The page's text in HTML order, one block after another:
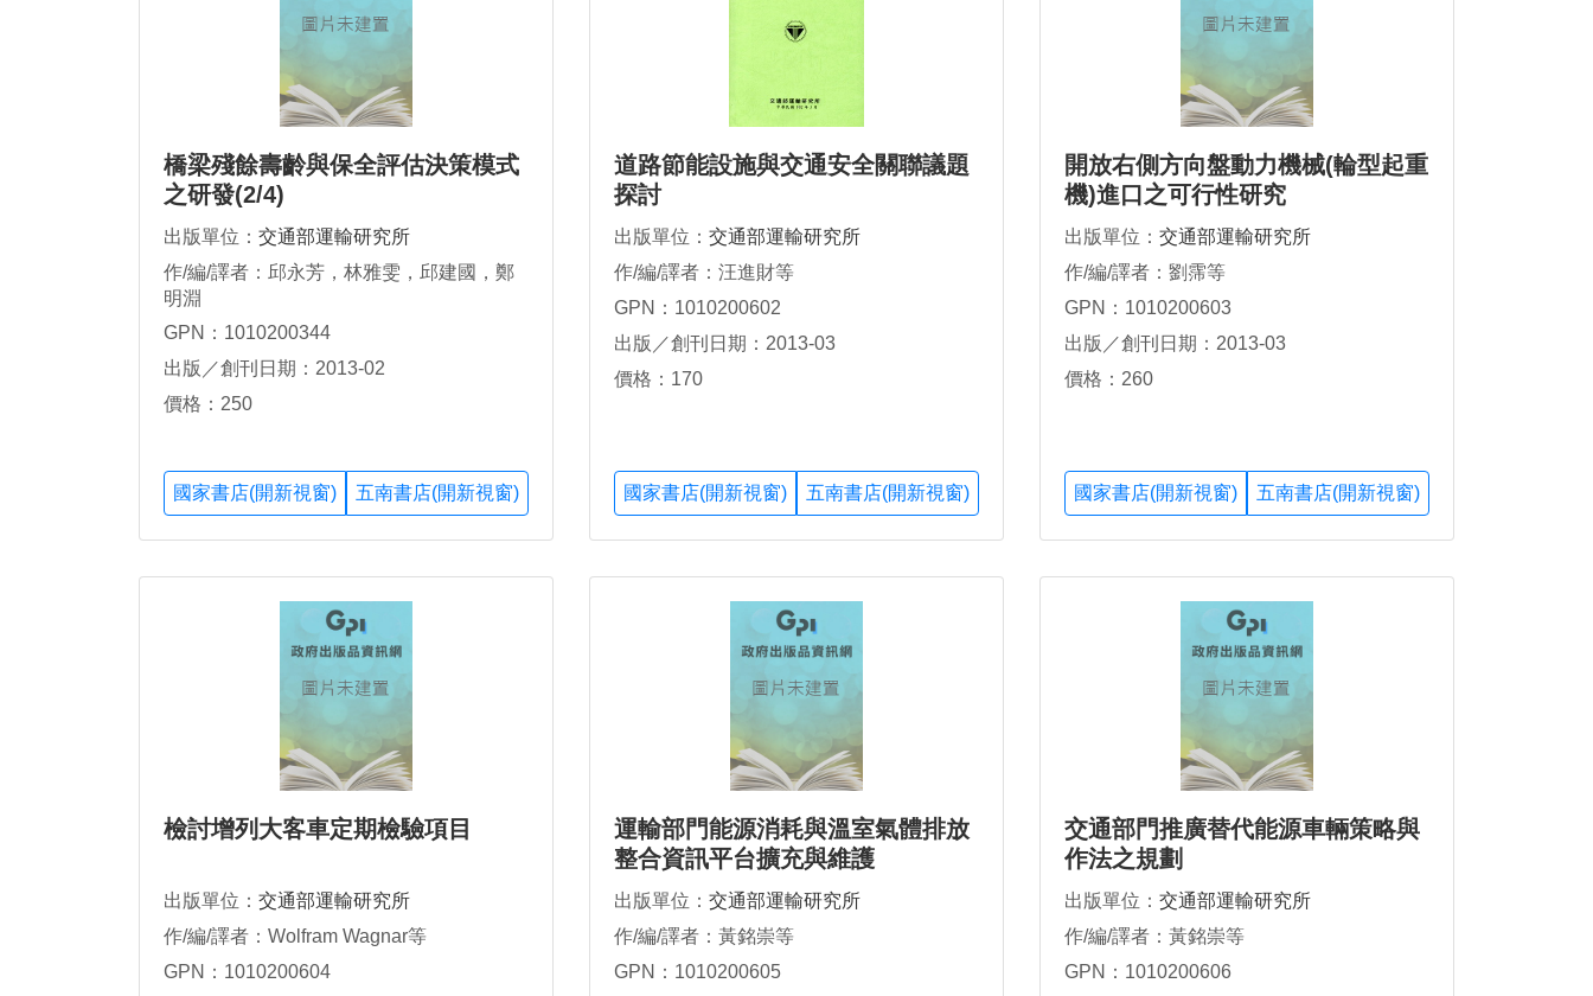
橋梁殘餘壽齡與保全評估決策模式
之研發(2/4)
出版單位： 交通部運輸研究所
作/編/譯者：邱永芳，林雅雯，邱建國，鄭
明淵
GPN：1010200344
出版／創刊日期：2013-02
價格：250
國家書店(開新視窗) 五南書店(開新視窗)
道路節能設施與交通安全關聯議題
探討
出版單位： 交通部運輸研究所
作/編/譯者：汪進財等
GPN：1010200602
出版／創刊日期：2013-03
價格：170
國家書店(開新視窗) 五南書店(開新視窗)
開放右側方向盤動力機械(輪型起重
機)進口之可行性研究
出版單位： 交通部運輸研究所
作/編/譯者：劉霈等
GPN：1010200603
出版／創刊日期：2013-03
價格：260
國家書店(開新視窗) 五南書店(開新視窗)
檢討增列大客車定期檢驗項目
出版單位： 交通部運輸研究所
作/編/譯者：Wolfram Wagnar等
GPN：1010200604
運輸部門能源消耗與溫室氣體排放
整合資訊平台擴充與維護
出版單位： 交通部運輸研究所
作/編/譯者：黃銘崇等
GPN：1010200605
交通部門推廣替代能源車輛策略與
作法之規劃
出版單位： 交通部運輸研究所
作/編/譯者：黃銘崇等
GPN：1010200606